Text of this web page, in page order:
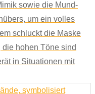
sowie die Mund-
um ein volles
schluckt die Maske
hohen Töne sind
in Situationen mit